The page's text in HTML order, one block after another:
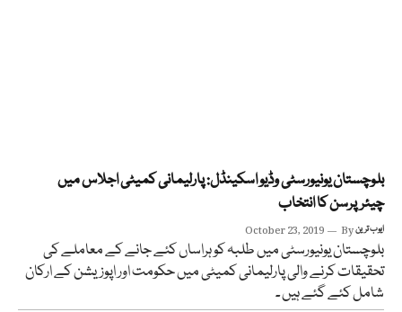
بلوچستان یونیورسٹی وڈیو اسکینڈل: پارلیمانی کمیٹی اجلاس میں
چیئرپرسن کا انتخاب
October 23, 2019 Byایوب ترین
بلوچستان یونیورسٹی میں طلبہ کو ہراساں کئے جانے کے معاملے کی
تحقیقات کرنے والی پارلیمانی کمیٹی میں حکومت اور اپوزیشن کے ارکان
شامل کئے گئے ہیں ۔